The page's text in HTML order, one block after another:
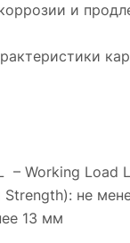
и
– Working
Strength): не
13 мм